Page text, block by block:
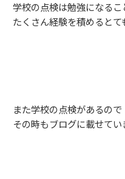
学校の点検は勉強になるこ
たくさん経験を積めると
また学校の点検があるので
その時もブログに載せてい